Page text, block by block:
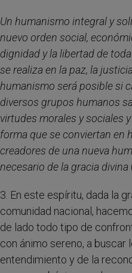
Un humanismo integral y
nuevo orden social,
dignidad y la libertad de
se realiza en la paz, la
humanismo será posible si
diversos grupos humanos
virtudes morales y sociales
forma que se conviertan en
creadores de una nueva
necesario de la gracia divina
3. En este espíritu, dada la
comunidad nacional,
de lado todo tipo de
con ánimo sereno, a buscar
entendimiento y de la